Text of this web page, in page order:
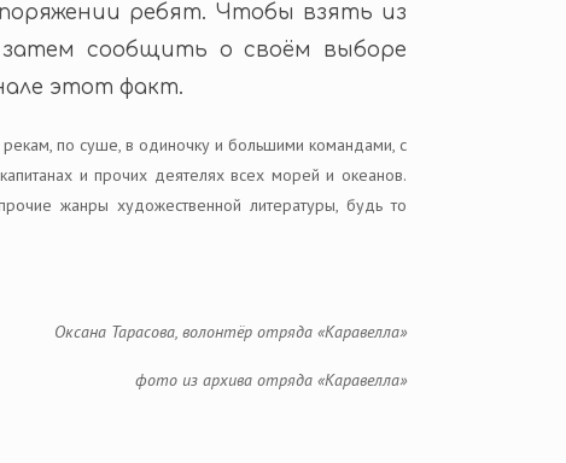
ребят. Чтобы взять из
затем сообщить о своём выборе
этот факт.
по суше, в одиночку и большими командами, с
и прочих деятелях всех морей и океанов.
жанры художественной литературы, будь то
Оксана Тарасова, волонтёр отряда «Каравелла»
фото из архива отряда «Каравелла»